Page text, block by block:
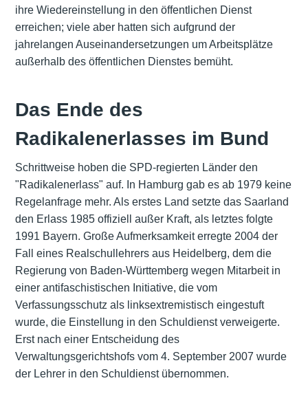
ihre Wiedereinstellung in den öffentlichen Dienst
erreichen; viele aber hatten sich aufgrund der
jahrelangen Auseinandersetzungen um Arbeitsplätze
außerhalb des öffentlichen Dienstes bemüht.
Das Ende des
Radikalenerlasses im Bund
Schrittweise hoben die SPD-regierten Länder den
"Radikalenerlass" auf. In Hamburg gab es ab 1979 keine
Regelanfrage mehr. Als erstes Land setzte das Saarland
den Erlass 1985 offiziell außer Kraft, als letztes folgte
1991 Bayern. Große Aufmerksamkeit erregte 2004 der
Fall eines Realschullehrers aus Heidelberg, dem die
Regierung von Baden-Württemberg wegen Mitarbeit in
einer antifaschistischen Initiative, die vom
Verfassungsschutz als linksextremistisch eingestuft
wurde, die Einstellung in den Schuldienst verweigerte.
Erst nach einer Entscheidung des
Verwaltungsgerichtshofs vom 4. September 2007 wurde
der Lehrer in den Schuldienst übernommen.